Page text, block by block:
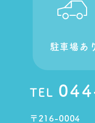
TEL
駐車場あ
〒216-0004